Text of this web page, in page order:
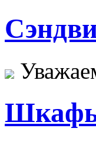
Шкафы